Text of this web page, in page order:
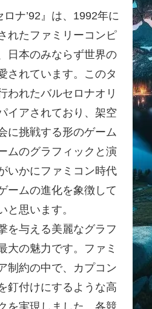
ロナ’92』は、1992年に
れたファミリーコンピ
日本のみならず世界の
されています。このタ
われたバルセロナオリ
イアされており、架空
に挑戦する形のゲーム
ムのグラフィックと演
いかにファミコン時代
ームの進化を象徴して
と思います。
を与える美麗なグラフ
大の魅力です。ファミ
制約の中で、カプコン
釘付けにするような高
を実現しました。各競